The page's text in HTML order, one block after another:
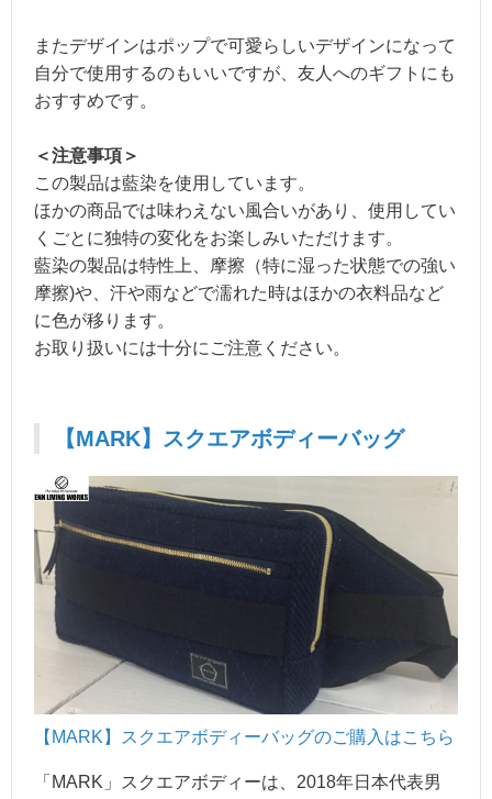
またデザインはポップで可愛らしいデザインになって
自分で使用するのもいいですが、友人へのギフトにも
おすすめです。
＜注意事項＞
この製品は藍染を使用しています。
ほかの商品では味わえない風合いがあり、使用してい
くごとに独特の変化をお楽しみいただけます。
藍染の製品は特性上、摩擦（特に湿った状態での強い
摩擦)や、汗や雨などで濡れた時はほかの衣料品など
に色が移ります。
お取り扱いには十分にご注意ください。
【MARK】スクエアボディーバッグ
【MARK】スクエアボディーバッグのご購入はこちら
「MARK」スクエアボディーは、2018年日本代表男